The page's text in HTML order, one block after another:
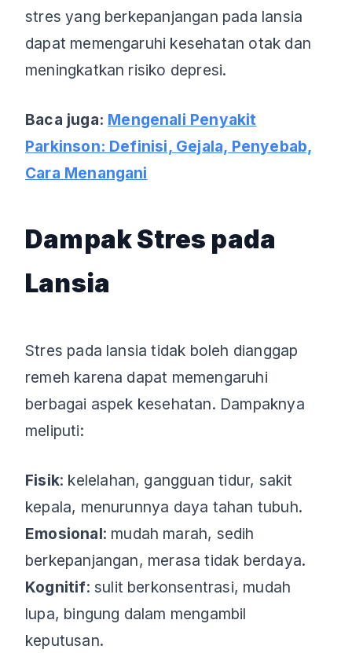
stres yang berkepanjangan pada lansia
dapat memengaruhi kesehatan otak dan
meningkatkan risiko depresi.
Baca juga: Mengenali Penyakit
Parkinson: Definisi, Gejala, Penyebab,
Cara Menangani
Dampak Stres pada
Lansia
Stres pada lansia tidak boleh dianggap
remeh karena dapat memengaruhi
berbagai aspek kesehatan. Dampaknya
meliputi:
Fisik: kelelahan, gangguan tidur, sakit
kepala, menurunnya daya tahan tubuh.
Emosional: mudah marah, sedih
berkepanjangan, merasa tidak berdaya.
Kognitif: sulit berkonsentrasi, mudah
lupa, bingung dalam mengambil
keputusan.